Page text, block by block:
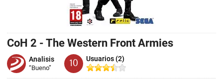
CoH 2 - The Western Front Armies
Analisis
“Bueno” 10 Usuarios (2)